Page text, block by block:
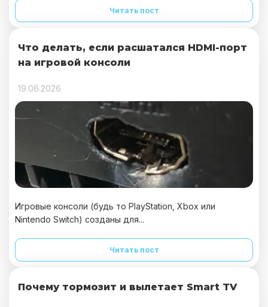
Читать пост
Что делать, если расшатался HDMI-порт
на игровой консоли
19.06.2026
Игровые консоли (будь то PlayStation, Xbox или
Nintendo Switch) созданы для...
Читать пост
Почему тормозит и вылетает Smart TV